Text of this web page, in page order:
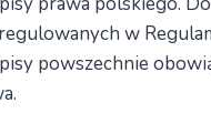
w
powszechnie